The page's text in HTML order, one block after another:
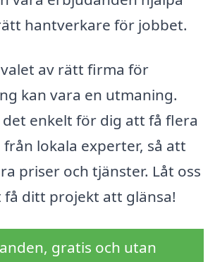
hantverkare för jobbet.
av rätt firma för
kan vara en utmaning.
enkelt för dig att få flera
lokala experter, så att
priser och tjänster. Låt oss
få ditt projekt att glänsa!
gratis och utan